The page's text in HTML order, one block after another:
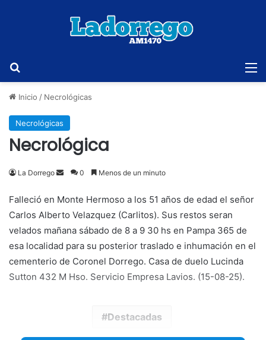
Inicio / Necrológicas
Necrológicas
Necrológica
La Dorrego
Send
email
0 Menos de un minuto
Falleció en Monte Hermoso a los 51 años de edad el señor
Carlos Alberto Velazquez (Carlitos). Sus restos seran
velados mañana sábado de 8 a 9 30 hs en Pampa 365 de
esa localidad para su posterior traslado e inhumación en el
cementerio de Coronel Dorrego. Casa de duelo Lucinda
Sutton 432 M Hso. Servicio Empresa Lavios. (15-08-25).
Destacadas